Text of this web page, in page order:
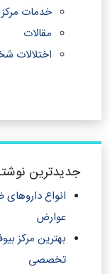
خدمات مرکز
مقالات
اختلالات
جدیدترین
انواع
عوارض
بهترین مرکز
تخصصی